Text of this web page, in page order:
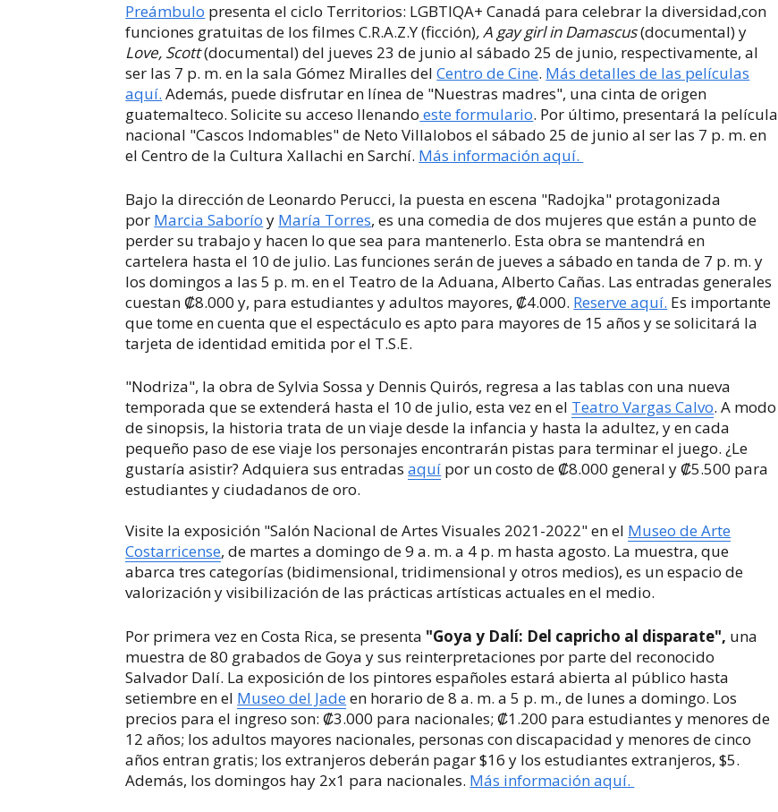
Preámbulo presenta el ciclo Territorios: LGBTIQA+ Canadá para celebrar la diversidad,con
funciones gratuitas de los filmes C.R.A.Z.Y (ficción),A gay girl in Damascus(documental)y
Love, Scott(documental)del jueves 23 de junio al sábado 25 de junio, respectivamente, al
ser las 7 p. m. en la sala Gómez MirallesdelCentro de Cine. Más detalles de las películas
aquí. Además, puede disfrutar en línea de "Nuestras madres", una cinta de origen
guatemalteco. Solicite su acceso llenando este formulario. Por último, presentará la película
nacional "Cascos Indomables" de Neto Villalobos el sábado 25 de junio al ser las 7 p. m. en
el Centro de la Cultura Xallachi en Sarchí. Más información aquí.
Bajo la dirección de Leonardo Perucci, la puesta en escena "Radojka" protagonizada
por Marcia Saborío y María Torres, es una comedia de dos mujeres que están a punto de
perder su trabajo y hacen lo que sea para mantenerlo. Esta obra se mantendrá en
cartelera hasta el 10 de julio. Las funciones serán de jueves a sábado en tanda de 7 p. m. y
los domingos a las 5 p. m. en el Teatro de la Aduana, Alberto Cañas. Las entradas generales
cuestan₡8.000 y, para estudiantes y adultos mayores,₡4.000. Reserve aquí. Es importante
que tome en cuenta que el espectáculo es apto para mayores de 15 años y se solicitará la
tarjeta de identidad emitida por el T.S.E.
"Nodriza", la obra deSylvia Sossa y Dennis Quirós, regresa a las tablas con una nueva
temporada que se extenderá hasta el 10 de julio, esta vez en el Teatro Vargas Calvo.A modo
de sinopsis, la historia trata de un viaje desde la infancia y hasta la adultez, y en cada
pequeño paso de ese viaje los personajes encontrarán pistas para terminar el juego. ¿Le
gustaría asistir? Adquiera sus entradasaquí por un costo de₡8.000 general y₡5.500 para
estudiantes y ciudadanos de oro.
Visite la exposición "Salón Nacional de Artes Visuales 2021-2022" en el Museo de Arte
Costarricense, de martes a domingo de 9 a. m. a 4 p. m hasta agosto. La muestra, que
abarca tres categorías (bidimensional, tridimensional y otros medios), es un espacio de
valorización y visibilización de las prácticas artísticas actuales en el medio.
Por primera vez en Costa Rica, se presenta "Goya y Dalí: Del capricho al disparate", una
muestra de 80 grabados de Goya y sus reinterpretaciones por parte del reconocido
Salvador Dalí. La exposición de los pintores españoles estará abierta al público hasta
setiembre en el Museo del Jade en horario de 8 a. m. a 5 p. m., de lunes a domingo. Los
precios para el ingreso son: ₡3.000 para nacionales; ₡1.200 para estudiantes y menores de
12 años; los adultos mayores nacionales, personas con discapacidad y menores de cinco
años entran gratis; los extranjeros deberán pagar $16 y los estudiantes extranjeros, $5.
Además, los domingos hay 2x1 para nacionales. Más información aquí.